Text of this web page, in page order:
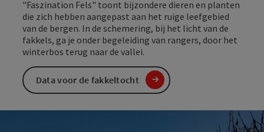
"Faszination Fels" toont bijzondere dieren en planten
die zich hebben aangepast aan het ruige leefgebied
van de bergen. In de schemering, bij het licht van de
fakkels, ga je onder begeleiding van rangers, door het
winterbos terug naar de vallei.
Data voor de fakkeltocht